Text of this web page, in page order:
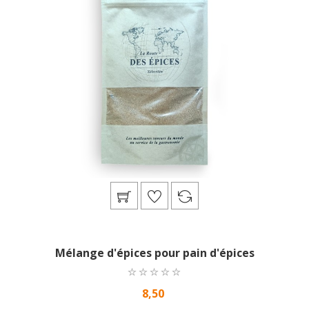
Mélange d'épices pour pain d'épices
8,50